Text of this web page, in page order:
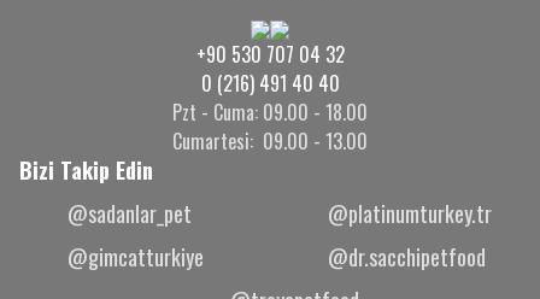
+90 530 707 04 32
0 (216) 491 40 40
Pzt - Cuma: 09.00 - 18.00
Cumartesi: 09.00 - 13.00
Bizi Takip Edin
@sadanlar_pet
@platinumturkey.tr
@gimcatturkiye
@dr.sacchipetfood